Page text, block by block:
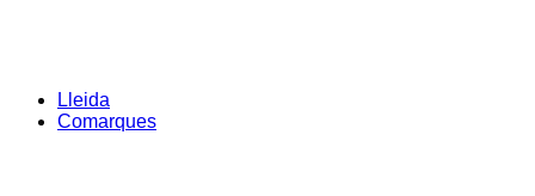
Lleida
Comarques